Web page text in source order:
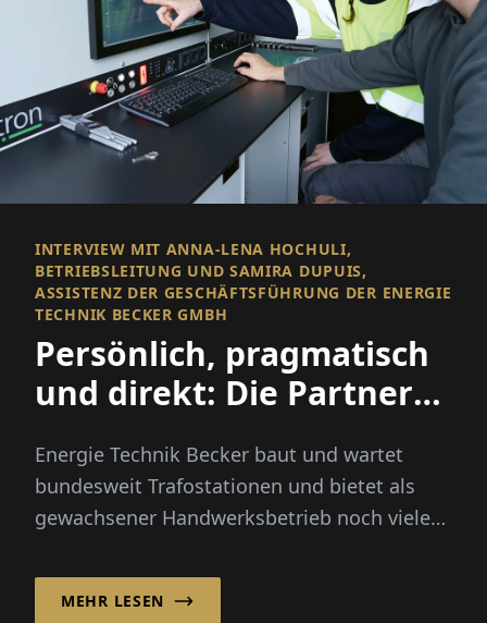
INTERVIEW MIT ANNA-LENA HOCHULI,
BETRIEBSLEITUNG UND SAMIRA DUPUIS,
ASSISTENZ DER GESCHÄFTSFÜHRUNG DER ENERGIE
TECHNIK BECKER GMBH
Persönlich, pragmatisch
und direkt: Die Partner
Energie Technik Becker baut und wartet
bundesweit Trafostationen und bietet als
gewachsener Handwerksbetrieb noch viele
MEHR LESEN